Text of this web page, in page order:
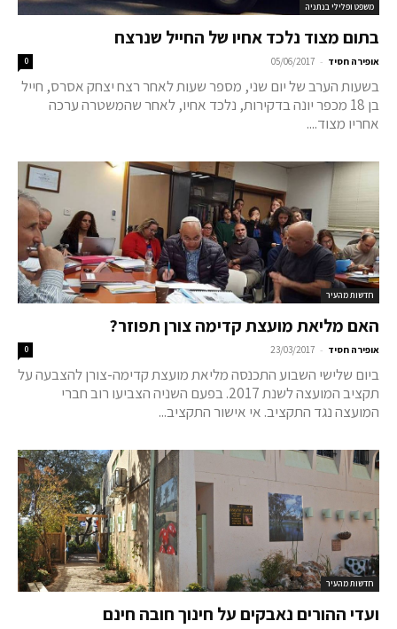
משפט ופלילי בנתניה
בתום מצוד נלכד אחיו של החייל שנרצח
אופירה חסיד -
05/06/2017
0
בשעות הערב של יום שני, מספר שעות לאחר רצח יצחק אסרס, חייל
בן 18 מכפר יונה בדקירות, נלכד אחיו, לאחר שהמשטרה ערכה
אחריו מצוד....
חדשות מהעיר
האם מליאת מועצת קדימה צורן תפוזר?
אופירה חסיד -
23/03/2017
0
ביום שלישי השבוע התכנסה מליאת מועצת קדימה-צורן להצבעה על
תקציב המועצה לשנת 2017. בפעם השניה הצביעו רוב חברי
המועצה נגד התקציב. אי אישור התקציב...
חדשות מהעיר
ועדי ההורים נאבקים על חינוך חובה חינם